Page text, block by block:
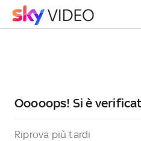
Ooooops! Si è
Riprova più tardi